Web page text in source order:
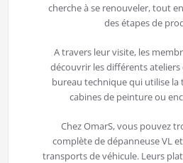
cherche à se renouveler, tout
des étapes de
A travers leur visite, les
découvrir les différents
bureau technique qui utilise la
cabines de peinture ou
Chez OmarS, vous pouvez
complète de dépanneuse VL
transports de véhicule. Leurs